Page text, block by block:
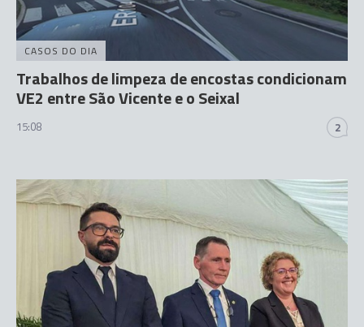
CASOS DO DIA
Trabalhos de limpeza de encostas condicionam
VE2 entre São Vicente e o Seixal
15:08 2